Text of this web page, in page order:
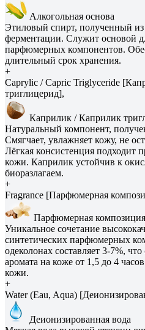
Алкогольная основа
Этиловый спирт, полученный
ферментации. Служит основой
парфюмерных компонентов.
длительный срок хранения.
+
Caprylic / Capric Triglyceride
триглицерид],
Каприлик / Каприлик
Натуральный компонент,
Смягчает, увлажняет кожу, не
Лёгкая консистенция подходит
кожи. Каприлик устойчив к
биоразлагаем.
+
Fragrance [Парфюмерная
Парфюмерная
Уникальное сочетание
синтетических парфюмерных
одеколонах составляет 3-7%,
аромата на коже от 1,5 до 4
кожи.
+
Water (Eau, Aqua)
Деионизированная вода